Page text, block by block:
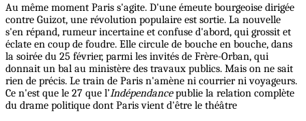
Au même moment Paris s'agite. D'une émeute bourgeoise dirigée
contre Guizot, une révolution populaire est sortie. La nouvelle
s'en répand, rumeur incertaine et confuse d'abord, qui grossit et
éclate en coup de foudre. Elle circule de bouche en bouche, dans
la soirée du 25 février, parmi les invités de Frère-Orban, qui
donnait un bal au ministère des travaux publics. Mais on ne sait
rien de précis. Le train de Paris n'amène ni courrier ni voyageurs.
Ce n'est que le 27 que l’Indépendancepublie la relation complète
du drame politique dont Paris vient d'être le théâtre